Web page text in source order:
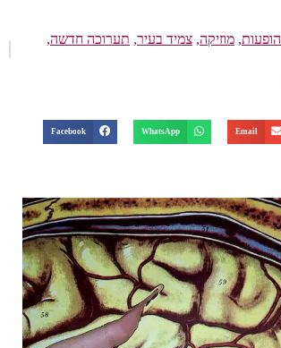
הופעות, מוזיקה, צמיד בעיר, תערוכה חדשה,
Email
WhatsApp
Facebook